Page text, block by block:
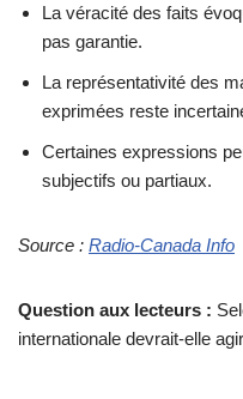
La véracité des faits
pas garantie.
La représentativité des
exprimées reste
Certaines expressions
subjectifs ou partiaux.
Source : Radio-Canada Info
Question aux lecteurs :
internationale devrait-elle